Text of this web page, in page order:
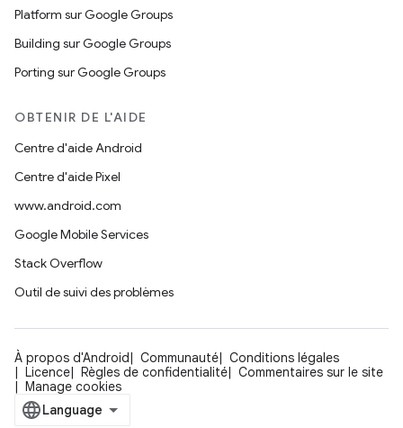
Platform sur Google Groups
Building sur Google Groups
Porting sur Google Groups
OBTENIR DE L'AIDE
Centre d'aide Android
Centre d'aide Pixel
www.android.com
Google Mobile Services
Stack Overflow
Outil de suivi des problèmes
À propos d'Android Communauté
Conditions légales
Licence
Règles de confidentialité
Commentaires sur le site
Manage cookies